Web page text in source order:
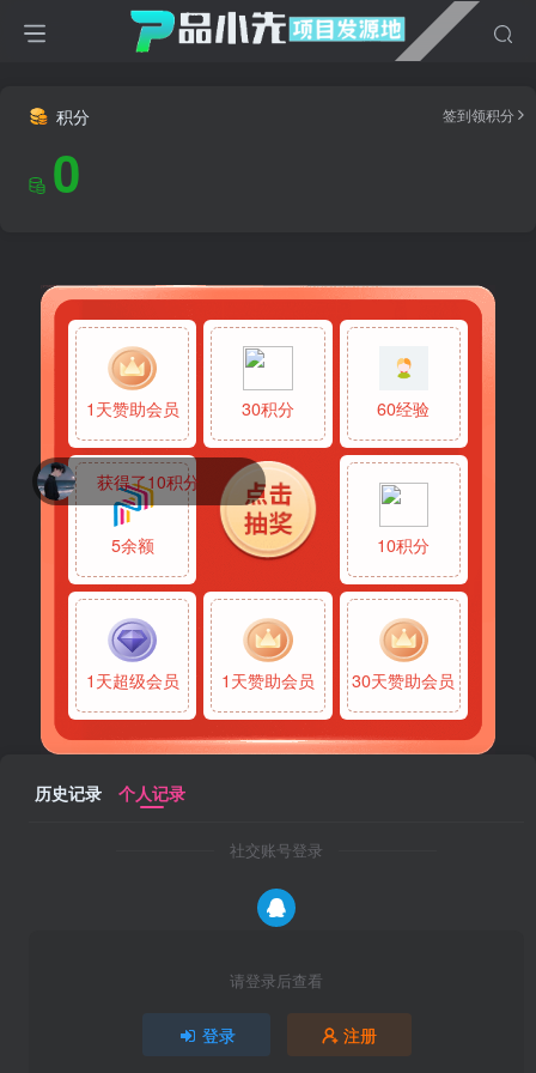
积分 签到领积分
0
1天赞助会员 30积分 60经验
10积分
30天赞助会员
1天赞助会员
1天超级会员
5余额
历史记录 个人记录
社交账号登录
请登录后查看
登录 注册
获得了10积分